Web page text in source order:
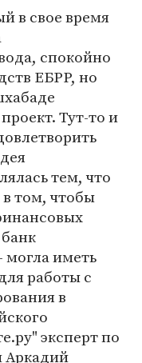
в свое время
спокойно
ЕБРР, но
Тут-то и
тем, что
том, чтобы
могла иметь
работы с
в
эксперт по
Аркадий